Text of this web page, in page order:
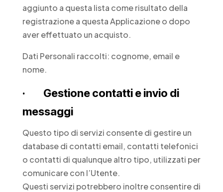
aggiunto a questa lista come risultato della
registrazione a questa Applicazione o dopo
aver effettuato un acquisto.
Dati Personali raccolti: cognome, email e
nome.
· Gestione contatti e invio di
messaggi
Questo tipo di servizi consente di gestire un
database di contatti email, contatti telefonici
o contatti di qualunque altro tipo, utilizzati per
comunicare con l’Utente.
Questi servizi potrebbero inoltre consentire di